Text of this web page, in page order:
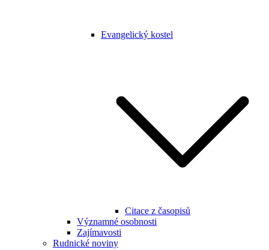
Evangelický kostel
Citace z časopisů
Významné osobnosti
Zajímavosti
Rudnické noviny